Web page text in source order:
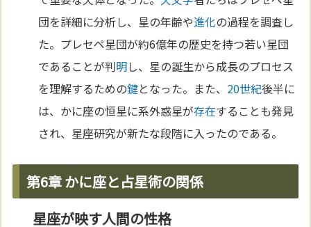
団を詳細に分析し、星の年齢や進化の過程を調査し
た。プレセペ星団が約6億年の歴史を持つ若い星団
であることが判明し、星の誕生から成長のプロセス
を理解するための鍵となった。また、 20世紀後半に
は、かに座の恒星に系外惑星が存在することも発見
され、星座研究が新たな段階に入ったのである。
第6章 かに座と占星術の関係
星座が映す人間の性格